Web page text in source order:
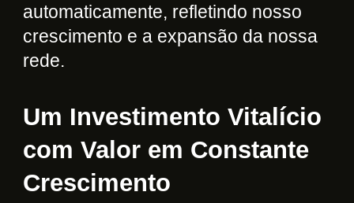
automaticamente, refletindo nosso
crescimento e a expansão da nossa
rede.
Um Investimento Vitalício
com Valor em Constante
Crescimento